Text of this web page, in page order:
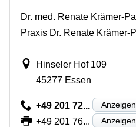
Dr. med. Renate Krämer-
Praxis Dr. Renate Krämer-
Hinseler Hof 109
45277 Essen
+49 201 72... Anzeigen
+49 201 76... Anzeigen